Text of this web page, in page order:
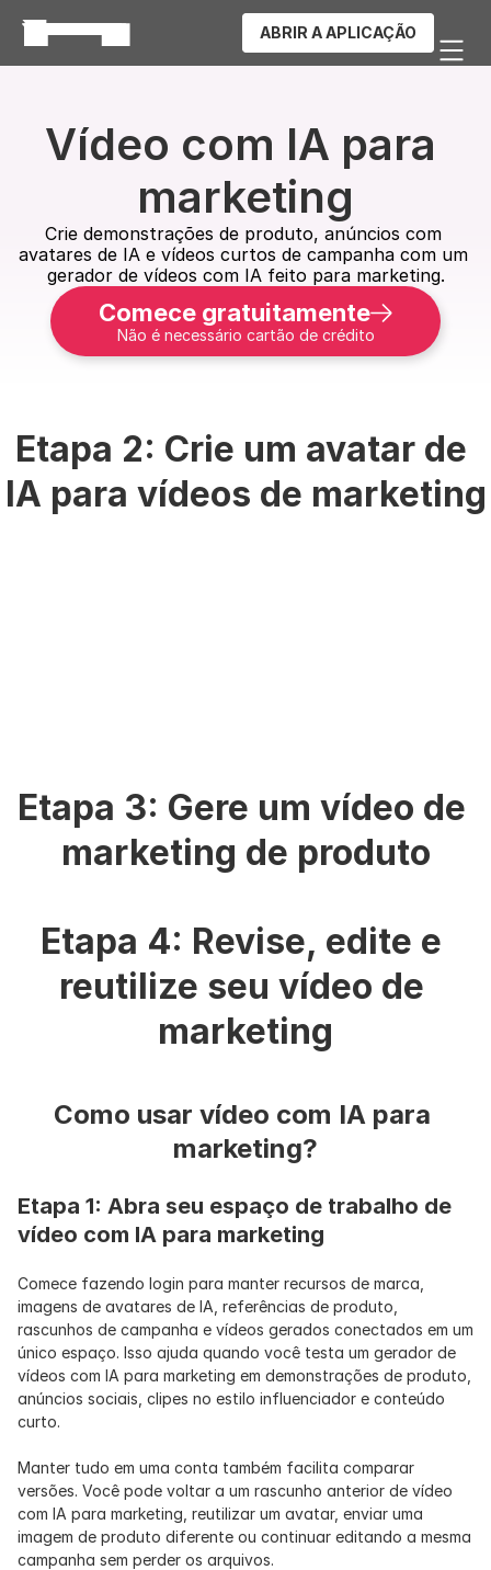
ABRIR A APLICAÇÃO
Vídeo com IA para
marketing
Crie demonstrações de produto, anúncios com
avatares de IA e vídeos curtos de campanha com um
gerador de vídeos com IA feito para marketing.
Comece gratuitamente
Não é necessário cartão de crédito
Etapa 2: Crie um avatar de
IA para vídeos de marketing
Etapa 3: Gere um vídeo de
marketing de produto
Etapa 4: Revise, edite e
reutilize seu vídeo de
marketing
Como usar vídeo com IA para
marketing?
Etapa 1: Abra seu espaço de trabalho de
vídeo com IA para marketing
Comece fazendo login para manter recursos de marca,
imagens de avatares de IA, referências de produto,
rascunhos de campanha e vídeos gerados conectados em um
único espaço. Isso ajuda quando você testa um gerador de
vídeos com IA para marketing em demonstrações de produto,
anúncios sociais, clipes no estilo influenciador e conteúdo
curto.
Manter tudo em uma conta também facilita comparar
versões. Você pode voltar a um rascunho anterior de vídeo
com IA para marketing, reutilizar um avatar, enviar uma
imagem de produto diferente ou continuar editando a mesma
campanha sem perder os arquivos.